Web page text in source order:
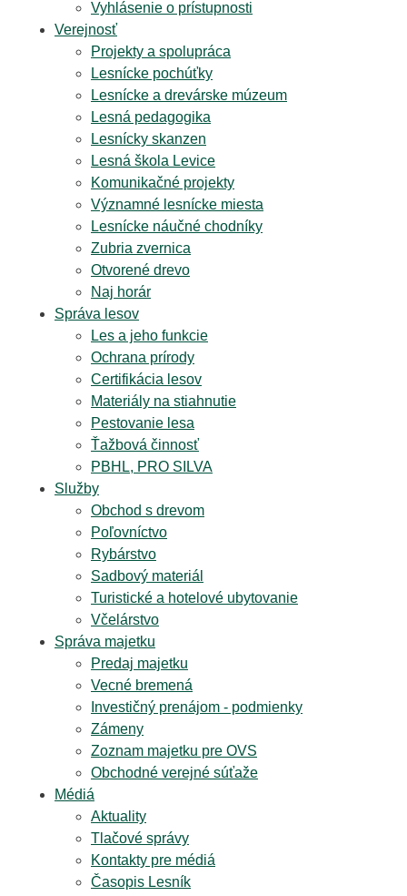
Vyhlásenie o prístupnosti
Verejnosť
Projekty a spolupráca
Lesnícke pochúťky
Lesnícke a drevárske múzeum
Lesná pedagogika
Lesnícky skanzen
Lesná škola Levice
Komunikačné projekty
Významné lesnícke miesta
Lesnícke náučné chodníky
Zubria zvernica
Otvorené drevo
Naj horár
Správa lesov
Les a jeho funkcie
Ochrana prírody
Certifikácia lesov
Materiály na stiahnutie
Pestovanie lesa
Ťažbová činnosť
PBHL, PRO SILVA
Služby
Obchod s drevom
Poľovníctvo
Rybárstvo
Sadbový materiál
Turistické a hotelové ubytovanie
Včelárstvo
Správa majetku
Predaj majetku
Vecné bremená
Investičný prenájom - podmienky
Zámeny
Zoznam majetku pre OVS
Obchodné verejné súťaže
Médiá
Aktuality
Tlačové správy
Kontakty pre médiá
Časopis Lesník